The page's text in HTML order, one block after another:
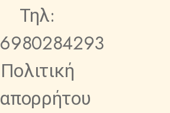
Τηλ:
6980284293
Πολιτική
απορρήτου